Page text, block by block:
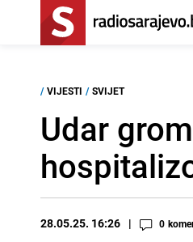
/ VIJESTI / SVIJET
Udar
28.05.25. 16:26 0